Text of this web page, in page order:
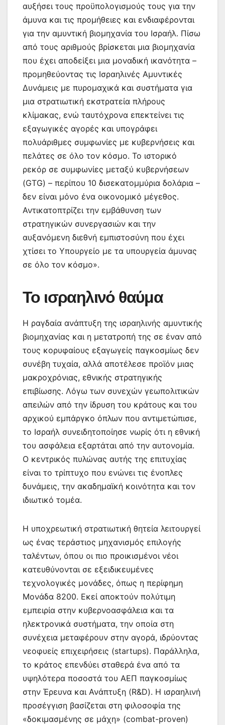
αυξήσει τους προϋπολογισμούς τους για την
άμυνα και τις προμήθειες και ενδιαφέρονται
για την αμυντική βιομηχανία του Ισραήλ. Πίσω
από τους αριθμούς βρίσκεται μια βιομηχανία
που έχει αποδείξει μια μοναδική ικανότητα –
προμηθεύοντας τις Ισραηλινές Αμυντικές
Δυνάμεις με πυρομαχικά και συστήματα για
μια στρατιωτική εκστρατεία πλήρους
κλίμακας, ενώ ταυτόχρονα επεκτείνει τις
εξαγωγικές αγορές και υπογράφει
πολυάριθμες συμφωνίες με κυβερνήσεις και
πελάτες σε όλο τον κόσμο. Το ιστορικό
ρεκόρ σε συμφωνίες μεταξύ κυβερνήσεων
(GTG) – περίπου 10 δισεκατομμύρια δολάρια –
δεν είναι μόνο ένα οικονομικό μέγεθος.
Αντικατοπτρίζει την εμβάθυνση των
στρατηγικών συνεργασιών και την
αυξανόμενη διεθνή εμπιστοσύνη που έχει
χτίσει το Υπουργείο με τα υπουργεία άμυνας
σε όλο τον κόσμο».
Το ισραηλινό θαύμα
Η ραγδαία ανάπτυξη της ισραηλινής αμυντικής
βιομηχανίας και η μετατροπή της σε έναν από
τους κορυφαίους εξαγωγείς παγκοσμίως δεν
συνέβη τυχαία, αλλά αποτέλεσε προϊόν μιας
μακροχρόνιας, εθνικής στρατηγικής
επιβίωσης. Λόγω των συνεχών γεωπολιτικών
απειλών από την ίδρυση του κράτους και του
αρχικού εμπάργκο όπλων που αντιμετώπισε,
το Ισραήλ συνειδητοποίησε νωρίς ότι η εθνική
του ασφάλεια εξαρτάται από την αυτονομία.
Ο κεντρικός πυλώνας αυτής της επιτυχίας
είναι το τρίπτυχο που ενώνει τις ένοπλες
δυνάμεις, την ακαδημαϊκή κοινότητα και τον
ιδιωτικό τομέα.
Η υποχρεωτική στρατιωτική θητεία λειτουργεί
ως ένας τεράστιος μηχανισμός επιλογής
ταλέντων, όπου οι πιο προικισμένοι νέοι
κατευθύνονται σε εξειδικευμένες
τεχνολογικές μονάδες, όπως η περίφημη
Μονάδα 8200. Εκεί αποκτούν πολύτιμη
εμπειρία στην κυβερνοασφάλεια και τα
ηλεκτρονικά συστήματα, την οποία στη
συνέχεια μεταφέρουν στην αγορά, ιδρύοντας
νεοφυείς επιχειρήσεις (startups). Παράλληλα,
το κράτος επενδύει σταθερά ένα από τα
υψηλότερα ποσοστά του ΑΕΠ παγκοσμίως
στην Έρευνα και Ανάπτυξη (R&D). Η ισραηλινή
προσέγγιση βασίζεται στη φιλοσοφία της
«δοκιμασμένης σε μάχη» (combat-proven)